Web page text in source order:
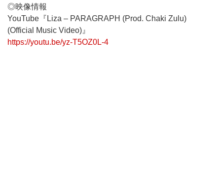
◎映像情報
YouTube『Liza – PARAGRAPH (Prod. Chaki Zulu)
(Official Music Video)』
https://youtu.be/yz-T5OZ0L-4